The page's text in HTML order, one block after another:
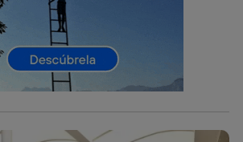
los consentimientos Utiq seleccionando
en la parte inferior de esta página web o
de privacidad de Utiq
. Para más información, consulta
de Utiq.